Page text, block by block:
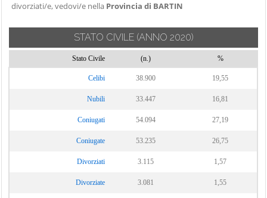
divorziati/e, vedovi/e nella Provincia di BARTIN
STATO CIVILE (ANNO 2020)
Stato Civile (n.) %
Celibi 38.900 19,55
Nubili 33.447 16,81
Coniugati 54.094 27,19
Coniugate 53.235 26,75
Divorziati 3.115 1,57
Divorziate 3.081 1,55